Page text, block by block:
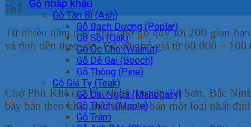
Gỗ nhập khẩu
Gỗ Tần Bì (Ash)
Gỗ Bạch Dương (Poplar)
Gỗ Sồi (Oak)
Gỗ Óc Chó (Walnut)
Gỗ Dẻ Gai (Beech)
Gỗ Thông (Pine)
Gỗ Giá Tỵ (Teak)
Gỗ Dái Ngựa (Mahogany)
Gỗ Thích (Maple)
Gỗ Tràm
Th7
Từ nhiều năm nay, khu chợ gỗ quý tới 200 gian
và tính tiền theo cân. Gỗ cỡ nhỏ giá từ 60.000 –
Chợ Phù Khê (xã Phù Khê, huyện Từ Sơn, Bắc
bày bán theo khu, mỗi khu chỉ bán một loại nhất